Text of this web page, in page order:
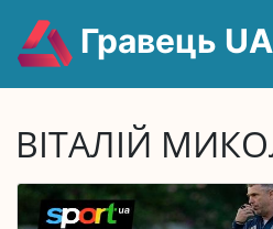
Гравець UA
ВІТАЛІЙ